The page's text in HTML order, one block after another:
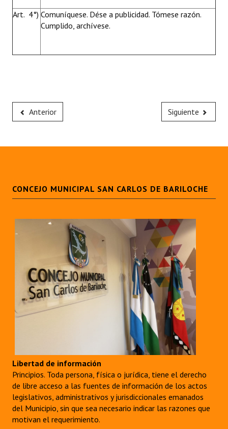
Art. 4°) Comuníquese. Dése a publicidad. Tómese razón.
Cumplido, archívese.
Anterior Siguiente
CONCEJO MUNICIPAL SAN CARLOS DE BARILOCHE
Libertad de información
Principios. Toda persona, física o jurídica, tiene el derecho
de libre acceso a las fuentes de información de los actos
legislativos, administrativos y jurisdiccionales emanados
del Municipio, sin que sea necesario indicar las razones que
motivan el requerimiento.